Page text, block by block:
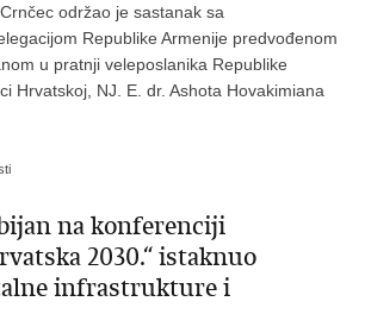
održao je sastanak sa
Republike Armenije predvođenom
u pratnji veleposlanika Republike
Hrvatskoj, NJ. E. dr. Ashota Hovakimiana
na konferenciji
2030.“ istaknuo
infrastrukture i